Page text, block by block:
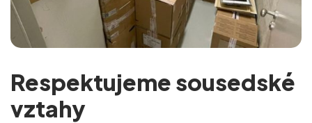
Respektujeme sousedské
vztahy